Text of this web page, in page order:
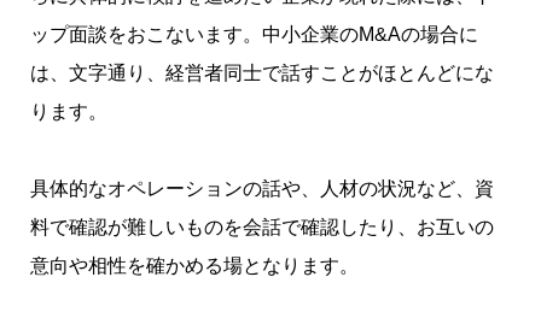
ップ面談をおこないます。中小企業のM&Aの場合に
は、文字通り、経営者同士で話すことがほとんどにな
ります。
具体的なオペレーションの話や、人材の状況など、資
料で確認が難しいものを会話で確認したり、お互いの
意向や相性を確かめる場となります。